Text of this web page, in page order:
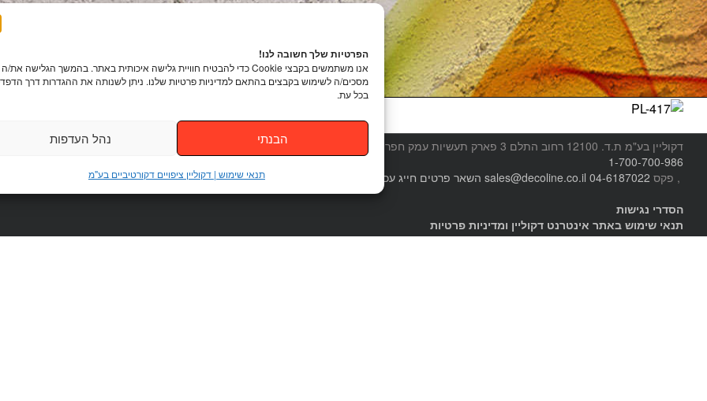
הפרטיות שלך חשובה לנו!
אנו משתמשים בקבצי Cookie כדי להבטיח חוויית גלישה איכותית באתר. בהמשך הגלישה את/ה
מסכים/ה לשימוש בקבצים בהתאם למדיניות פרטיות שלנו. ניתן לשנותה את ההגדרות דרך
בכל עת.
הבנתי נהל העדפות
תנאי שימוש | דקוליין ציפויים דקורטיביים בע"מ
דקוליין בע"מ ת.ד. 12100 רחוב התלם 3 פארק תעשיות עמק חפר
1-700-700-986
, פקס 04-6187022
sales@decoline.co.il השאר פרטים חייג עכשיו
הסדרי נגישות
תנאי שימוש באתר אינטרנט דקוליין ומדיניות פרטיות